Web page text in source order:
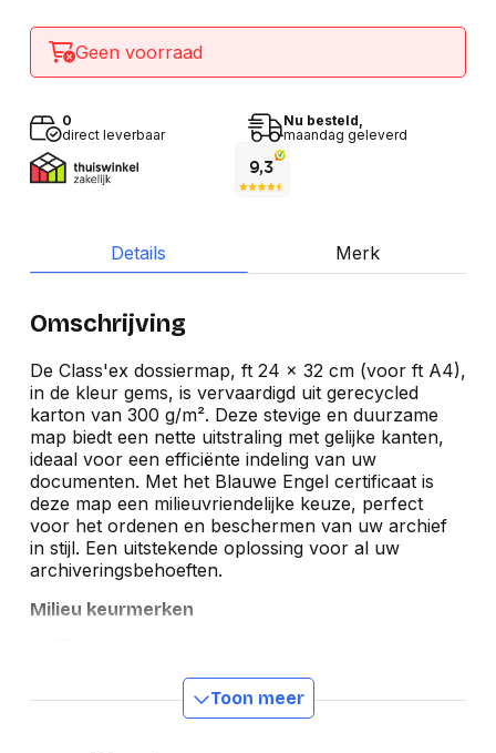
Geen voorraad
0
direct leverbaar
Nu besteld,
maandag geleverd
Details Merk
Omschrijving
De Class'ex dossiermap, ft 24 x 32 cm (voor ft A4),
in de kleur gems, is vervaardigd uit gerecycled
karton van 300 g/m². Deze stevige en duurzame
map biedt een nette uitstraling met gelijke kanten,
ideaal voor een efficiënte indeling van uw
documenten. Met het Blauwe Engel certificaat is
deze map een milieuvriendelijke keuze, perfect
voor het ordenen en beschermen van uw archief
in stijl. Een uitstekende oplossing voor al uw
archiveringsbehoeften.
Milieu keurmerken
Toon meer